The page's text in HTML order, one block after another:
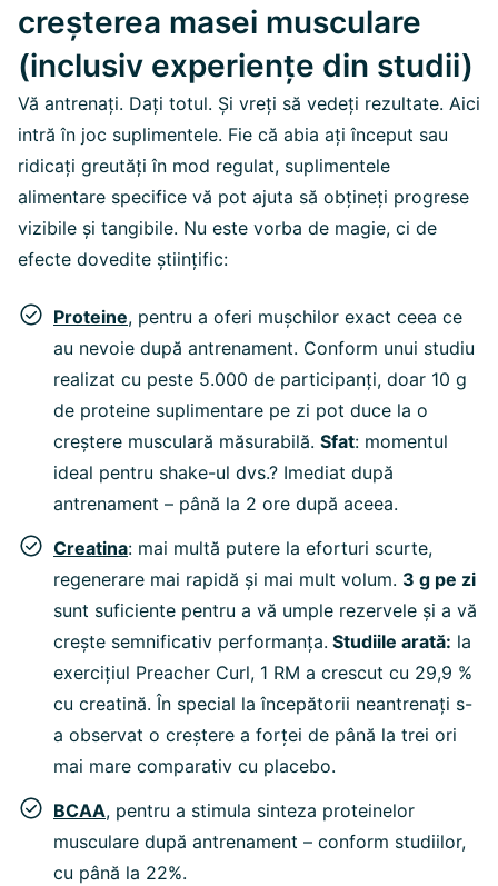
creșterea masei musculare
(inclusiv experiențe din studii)
Vă antrenați. Dați totul. Și vreți să vedeți rezultate. Aici
intră în joc suplimentele. Fie că abia ați început sau
ridicați greutăți în mod regulat, suplimentele
alimentare specifice vă pot ajuta să obțineți progrese
vizibile și tangibile. Nu este vorba de magie, ci de
efecte dovedite științific:
Proteine, pentru a oferi mușchilor exact ceea ce
au nevoie după antrenament. Conform unui studiu
realizat cu peste 5.000 de participanți, doar 10 g
de proteine suplimentare pe zi pot duce la o
creștere musculară măsurabilă. Sfat: momentul
ideal pentru shake-ul dvs.? Imediat după
antrenament – până la 2 ore după aceea.
Creatina: mai multă putere la eforturi scurte,
regenerare mai rapidă și mai mult volum. 3 g pe zi
sunt suficiente pentru a vă umple rezervele și a vă
crește semnificativ performanța. Studiile arată: la
exercițiul Preacher Curl, 1 RM a crescut cu 29,9 %
cu creatină. În special la începătorii neantrenați s-
a observat o creștere a forței de până la trei ori
mai mare comparativ cu placebo.
BCAA, pentru a stimula sinteza proteinelor
musculare după antrenament – conform studiilor,
cu până la 22%.